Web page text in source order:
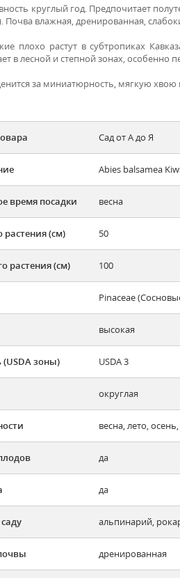
круглый год. Предпочитает
Почва влажная, дренированная,
плохо растут в субтропиках
в лесной и степной зонах, особенно
за миниатюрность, мягкую
Сад от А до Я
Abies balsamea
время посадки весна
растения (см) 50
растения (см) 100
Pinaceae
высокая
зоны) USDA 3
округлая
весна, лето,
да
да
альпинарий,
дренированная